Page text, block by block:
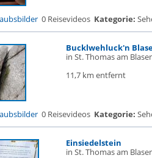
0 Reisevideos Kategorie:
Bucklwehluck'n
in St. Thomas am
11,7 km entfernt
0 Reisevideos Kategorie:
Einsiedelstein
in St. Thomas am